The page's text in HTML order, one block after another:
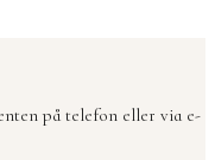
på telefon eller via e-